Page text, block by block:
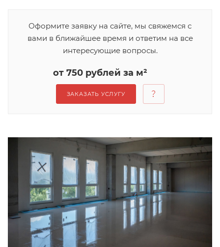
Оформите заявку на сайте, мы свяжемся с
вами в ближайшее время и ответим на все
интересующие вопросы.
от 750 рублей за м²
ЗАКАЗАТЬ УСЛУГУ